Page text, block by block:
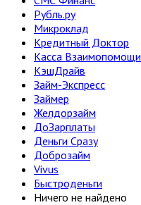
Рубль.ру
Микроклад
Кредитный Доктор
Касса Взаимопомощи
КэшДрайв
Займ-Экспресс
Займер
Желдорзайм
ДоЗарплаты
Деньги Сразу
Доброзайм
Vivus
Быстроденьги
Ничего не найдено